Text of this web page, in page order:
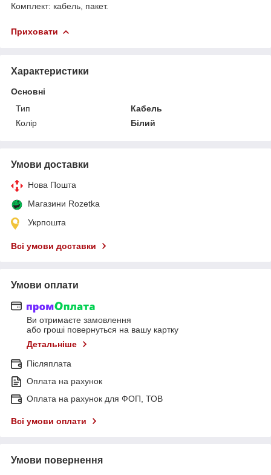
Комплект: кабель, пакет.
Приховати
Характеристики
Основні
Тип
Кабель
Колір
Білий
Умови доставки
Нова Пошта
Магазини Rozetka
Укрпошта
Всі умови доставки
Умови оплати
Ви отримаєте замовлення
або гроші повернуться на вашу картку
Детальніше
Післяплата
Оплата на рахунок
Оплата на рахунок для ФОП, ТОВ
Всі умови оплати
Умови повернення